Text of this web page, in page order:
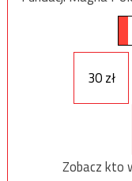
30 zł
Zobacz kto